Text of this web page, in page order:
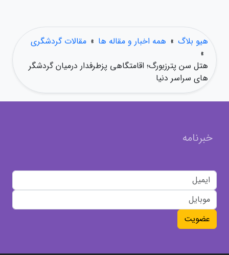
هیو بلاگ » همه اخبار و مقاله ها » مقالات گردشگری
»
هتل سن پترزبورگ؛ اقامتگاهی پزطرفدار درمیان گردشگر
های سراسر دنیا
خبرنامه
عضویت